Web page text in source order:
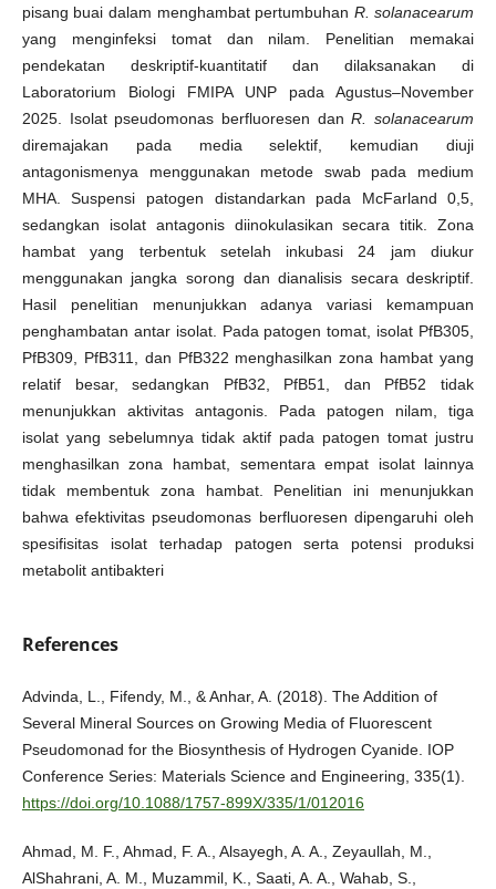
pisang buai dalam menghambat pertumbuhan R. solanacearum
yang menginfeksi tomat dan nilam. Penelitian memakai
pendekatan deskriptif-kuantitatif dan dilaksanakan di
Laboratorium Biologi FMIPA UNP pada Agustus–November
2025. Isolat pseudomonas berfluoresen danR. solanacearum
diremajakan pada media selektif, kemudian diuji
antagonismenya menggunakan metode swab pada medium
MHA. Suspensi patogen distandarkan pada McFarland 0,5,
sedangkan isolat antagonis diinokulasikan secara titik. Zona
hambat yang terbentuk setelah inkubasi 24 jam diukur
menggunakan jangka sorong dan dianalisis secara deskriptif.
Hasil penelitian menunjukkan adanya variasi kemampuan
penghambatan antar isolat. Pada patogen tomat, isolat PfB305,
PfB309, PfB311, dan PfB322 menghasilkan zona hambat yang
relatif besar, sedangkan PfB32, PfB51, dan PfB52 tidak
menunjukkan aktivitas antagonis. Pada patogen nilam, tiga
isolat yang sebelumnya tidak aktif pada patogen tomat justru
menghasilkan zona hambat, sementara empat isolat lainnya
tidak membentuk zona hambat. Penelitian ini menunjukkan
bahwa efektivitas pseudomonas berfluoresen dipengaruhi oleh
spesifisitas isolat terhadap patogen serta potensi produksi
metabolit antibakteri
References
Advinda, L., Fifendy, M., & Anhar, A. (2018). The Addition of
Several Mineral Sources on Growing Media of Fluorescent
Pseudomonad for the Biosynthesis of Hydrogen Cyanide. IOP
Conference Series: Materials Science and Engineering, 335(1).
https://doi.org/10.1088/1757-899X/335/1/012016
Ahmad, M. F., Ahmad, F. A., Alsayegh, A. A., Zeyaullah, M.,
AlShahrani, A. M., Muzammil, K., Saati, A. A., Wahab, S.,